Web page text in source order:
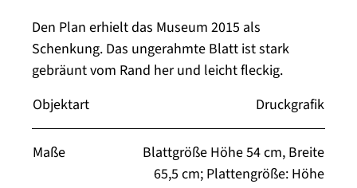
Den Plan erhielt das Museum 2015 als
Schenkung. Das ungerahmte Blatt ist stark
gebräunt vom Rand her und leicht fleckig.
Objektart
Druckgrafik
Maße
Blattgröße Höhe 54 cm, Breite
65,5 cm; Plattengröße: Höhe